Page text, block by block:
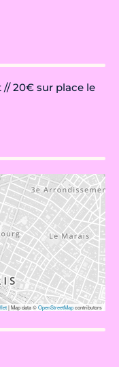
20€ sur place le
|Map data ©OpenStreetMapcontributors